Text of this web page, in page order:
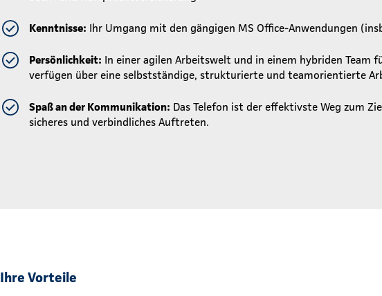
Kenntnisse: Ihr Umgang mit den gängigen MS Office-Anwendungen
Persönlichkeit: In einer agilen Arbeitswelt und in einem hybriden Team
verfügen über eine selbstständige, strukturierte und teamorientierte
Spaß an der Kommunikation: Das Telefon ist der effektivste Weg zum
sicheres und verbindliches Auftreten.
Ihre Vorteile